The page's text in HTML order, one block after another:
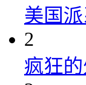
美国
2
疯狂